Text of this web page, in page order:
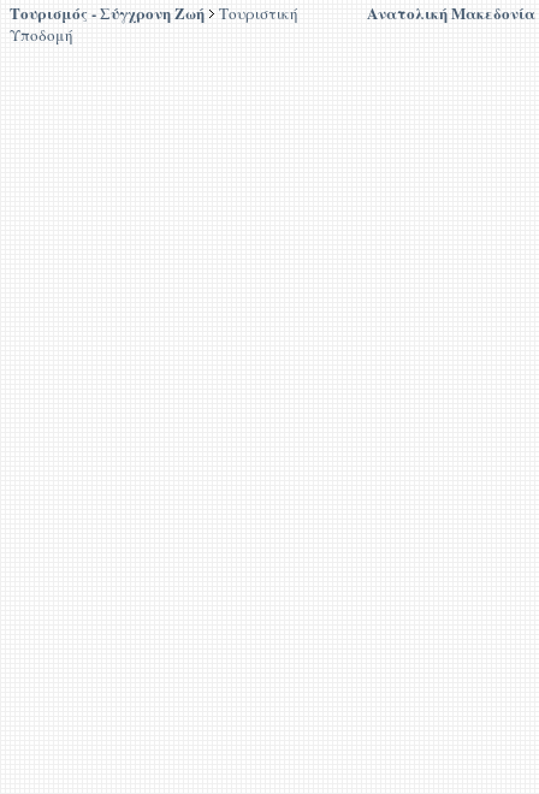
Τουρισμός - Σύγχρονη Ζωή
Τουριστική
Υποδομή
Ανατολική